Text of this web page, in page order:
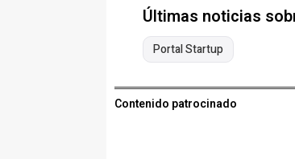
Últimas noticias
Portal Startup
Contenido patrocinado